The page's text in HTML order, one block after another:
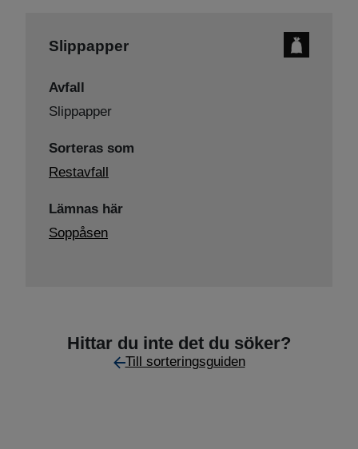
Slippapper
Avfall
Slippapper
Sorteras som
Restavfall
Lämnas här
Soppåsen
Hittar du inte det du söker?
Till sorteringsguiden